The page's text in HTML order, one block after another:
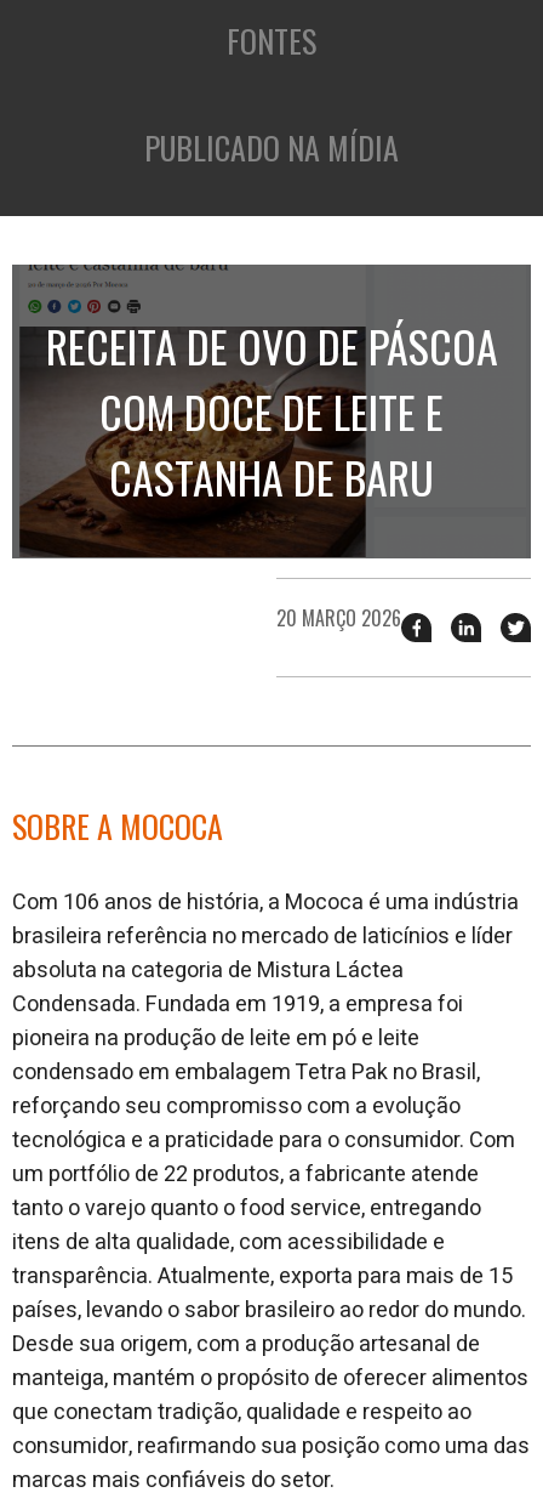
FONTES
PUBLICADO NA MÍDIA
RECEITA DE OVO DE PÁSCOA
COM DOCE DE LEITE E
CASTANHA DE BARU
20 MARÇO 2026 Compartilhar
esse
no
esse
no
SOBRE A MOCOCA
Com 106 anos de história, a Mococa é uma indústria
brasileira referência no mercado de laticínios e líder
absoluta na categoria de Mistura Láctea
Condensada. Fundada em 1919, a empresa foi
pioneira na produção de leite em pó e leite
condensado em embalagem Tetra Pak no Brasil,
reforçando seu compromisso com a evolução
tecnológica e a praticidade para o consumidor. Com
um portfólio de 22 produtos, a fabricante atende
tanto o varejo quanto o food service, entregando
itens de alta qualidade, com acessibilidade e
transparência. Atualmente, exporta para mais de 15
países, levando o sabor brasileiro ao redor do mundo.
Desde sua origem, com a produção artesanal de
manteiga, mantém o propósito de oferecer alimentos
que conectam tradição, qualidade e respeito ao
consumidor, reafirmando sua posição como uma das
marcas mais confiáveis do setor.